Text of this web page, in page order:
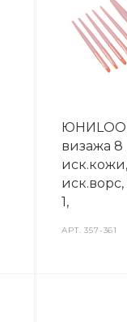
визажа 8
иск.ворс,
1,
АРТ.357-361